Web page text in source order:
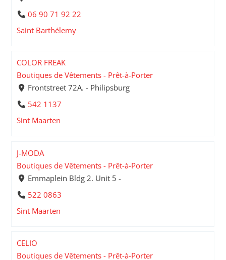
06 90 71 92 22
Saint Barthélemy
COLOR FREAK
Boutiques de Vêtements - Prêt-à-Porter
Frontstreet 72A. - Philipsburg
542 1137
Sint Maarten
J-MODA
Boutiques de Vêtements - Prêt-à-Porter
Emmaplein Bldg 2. Unit 5 -
522 0863
Sint Maarten
CELIO
Boutiques de Vêtements - Prêt-à-Porter